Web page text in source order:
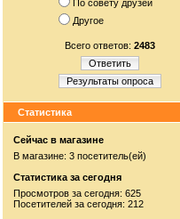
По совету друзей
Другое
Всего ответов: 2483
Ответить
Результаты опроса
Статистика
Сейчас в магазине
В магазине: 3 посетитель(ей)
Статистика за сегодня
Просмотров за сегодня: 625
Посетителей за сегодня: 212